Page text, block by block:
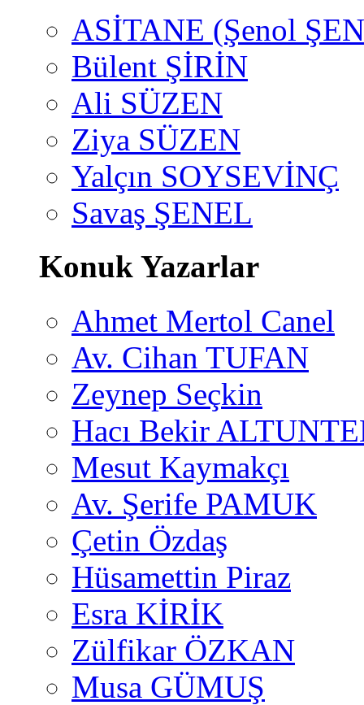
ASİTANE (Şenol
Bülent ŞİRİN
Ali SÜZEN
Ziya SÜZEN
Yalçın SOYSEVİNÇ
Savaş ŞENEL
Konuk Yazarlar
Ahmet Mertol Canel
Av. Cihan TUFAN
Zeynep Seçkin
Hacı Bekir
Mesut Kaymakçı
Av. Şerife PAMUK
Çetin Özdaş
Hüsamettin Piraz
Esra KİRİK
Zülfikar ÖZKAN
Musa GÜMUŞ